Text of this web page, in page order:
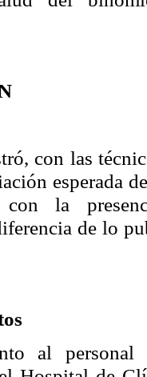
con las
esperada
la
de lo
al